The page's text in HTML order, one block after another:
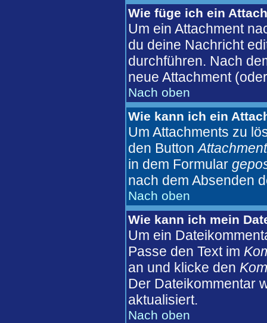
Wie füge ich ein
Um ein Attachment
du deine Nachricht
durchführen. Nach
neue Attachment
Nach oben
Wie kann ich ein
Um Attachments zu
den Button
in dem Formular
nach dem Absenden
Nach oben
Wie kann ich mein
Um ein
Passe den Text im
an und klicke den
Der Dateikommentar
aktualisiert.
Nach oben